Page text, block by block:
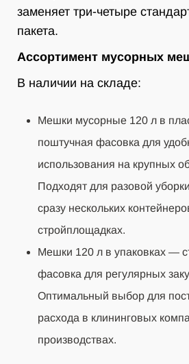
заменяет три-четыре
пакета.
Ассортимент мусорных
В наличии на складе:
Мешки мусорные 120 л в
поштучная фасовка для
использования на крупных
Подходят для разовой
сразу нескольких
стройплощадках.
Мешки 120 л в упаковках —
фасовка для регулярных
Оптимальный выбор для
расхода в клининговых
производствах.